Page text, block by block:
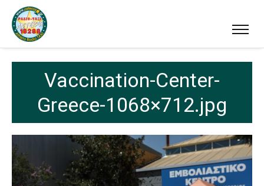
Vaccination-Center-
Greece-1068×712.jpg